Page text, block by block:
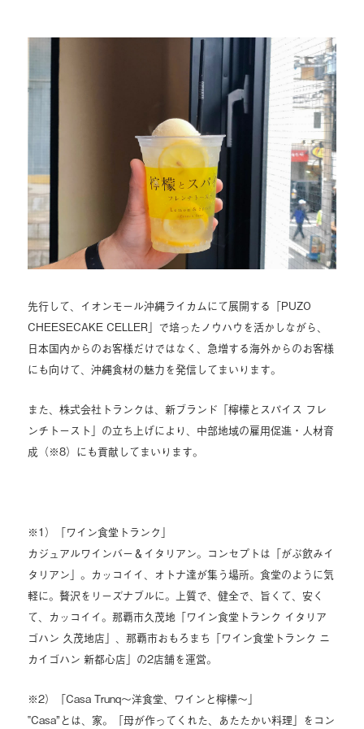
先行して、イオンモール沖縄ライカムにて展開する「PUZO
CHEESECAKE CELLER」で培ったノウハウを活かしながら、
日本国内からのお客様だけではなく、急増する海外からのお客様
にも向けて、沖縄食材の魅力を発信してまいります。
また、株式会社トランクは、新ブランド「檸檬とスパイス フレ
ンチトースト」の立ち上げにより、中部地域の雇用促進・人材育
成（※8）にも貢献してまいります。
※1）「ワイン食堂トランク」
カジュアルワインバー＆イタリアン。コンセプトは「がぶ飲みイ
タリアン」。カッコイイ、オトナ達が集う場所。食堂のように気
軽に。贅沢をリーズナブルに。上質で、健全で、旨くて、安く
て、カッコイイ。那覇市久茂地「ワイン食堂トランク イタリア
ゴハン 久茂地店」、那覇市おもろまち「ワイン食堂トランク ニ
カイゴハン 新都心店」の2店舗を運営。
※2）「Casa Trunq～洋食堂、ワインと檸檬～」
‟Casa”とは、家。「母が作ってくれた、あたたかい料理」をコン